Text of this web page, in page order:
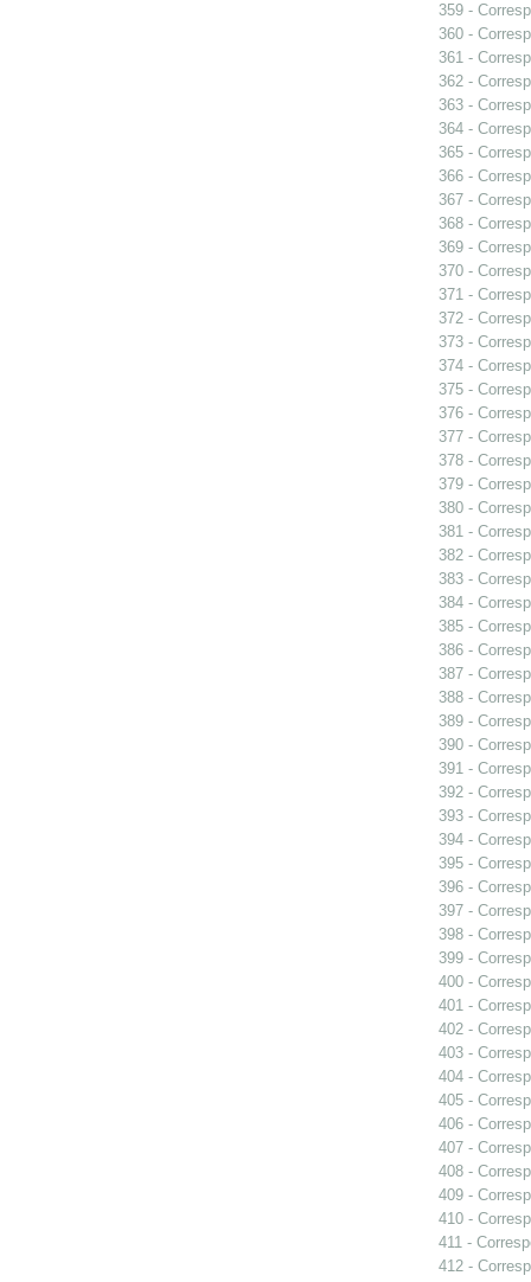
359 -
360 -
361 -
362 -
363 -
364 -
365 -
366 -
367 -
368 -
369 -
370 -
371 -
372 -
373 -
374 -
375 -
376 -
377 -
378 -
379 -
380 -
381 -
382 -
383 -
384 -
385 -
386 -
387 -
388 -
389 -
390 -
391 -
392 -
393 -
394 -
395 -
396 -
397 -
398 -
399 -
400 -
401 -
402 -
403 -
404 -
405 -
406 -
407 -
408 -
409 -
410 -
411 -
412 -